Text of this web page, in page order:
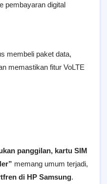
pembayaran digital
membeli paket data,
memastikan fitur VoLTE
panggilan, kartu SIM
memang umum terjadi,
di HP Samsung.